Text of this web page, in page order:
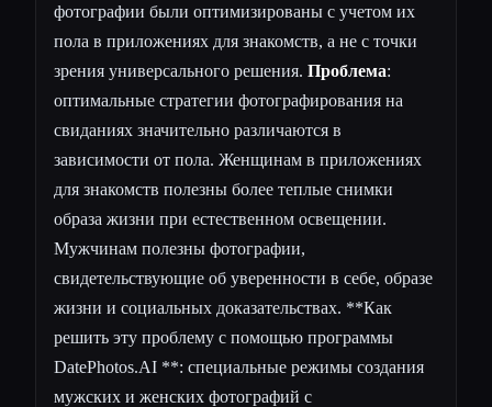
фотографии были оптимизированы с учетом их
пола в приложениях для знакомств, а не с точки
зрения универсального решения. Проблема:
оптимальные стратегии фотографирования на
свиданиях значительно различаются в
зависимости от пола. Женщинам в приложениях
для знакомств полезны более теплые снимки
образа жизни при естественном освещении.
Мужчинам полезны фотографии,
свидетельствующие об уверенности в себе, образе
жизни и социальных доказательствах. **Как
решить эту проблему с помощью программы
DatePhotos.AI **: специальные режимы создания
мужских и женских фотографий с